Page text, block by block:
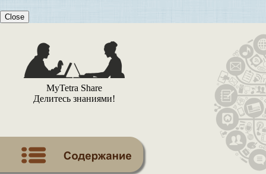
Close
MyTetra Share
Делитесь знаниями!